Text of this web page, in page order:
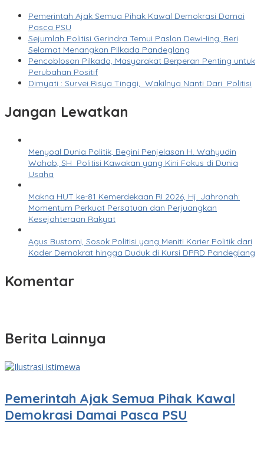
Pemerintah Ajak Semua Pihak Kawal Demokrasi Damai
Pasca PSU
Sejumlah Politisi Gerindra Temui Paslon Dewi-Iing, Beri
Selamat Menangkan Pilkada Pandeglang
Pencoblosan Pilkada, Masyarakat Berperan Penting untuk
Perubahan Positif
Dimyati : Survei Risya Tinggi, Wakilnya Nanti Dari Politisi
Jangan Lewatkan
Menyoal Dunia Politik, Begini Penjelasan H. Wahyudin
Wahab, SH Politisi Kawakan yang Kini Fokus di Dunia
Usaha
Makna HUT ke-81 Kemerdekaan RI 2026, Hj. Jahronah:
Momentum Perkuat Persatuan dan Perjuangkan
Kesejahteraan Rakyat
Agus Bustomi, Sosok Politisi yang Meniti Karier Politik dari
Kader Demokrat hingga Duduk di Kursi DPRD Pandeglang
Komentar
Berita Lainnya
Pemerintah Ajak Semua Pihak Kawal
Demokrasi Damai Pasca PSU